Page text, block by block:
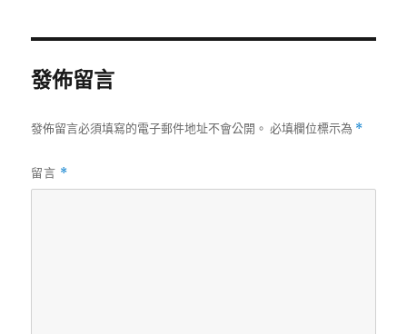
發佈留言
發佈留言必須填寫的電子郵件地址不會公開。 必填欄位標示為 *
留言 *